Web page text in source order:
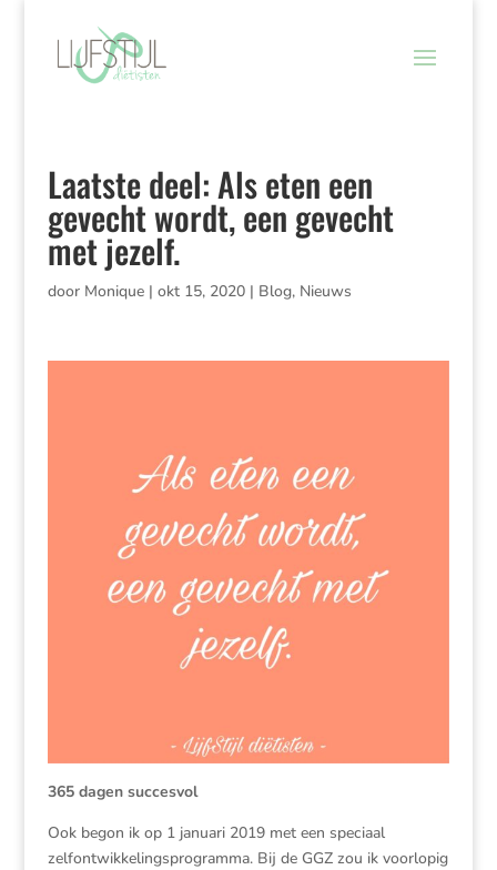
Laatste deel: Als eten een
gevecht wordt, een gevecht
met jezelf.
door Monique| okt 15, 2020| Blog, Nieuws
365 dagen succesvol
Ook begon ik op 1 januari 2019 met een speciaal
zelfontwikkelingsprogramma. Bij de GGZ zou ik voorlopig